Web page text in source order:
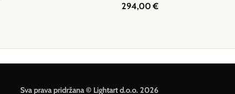
294,00€
Sva prava pridržana © Lightart d.o.o. 2026